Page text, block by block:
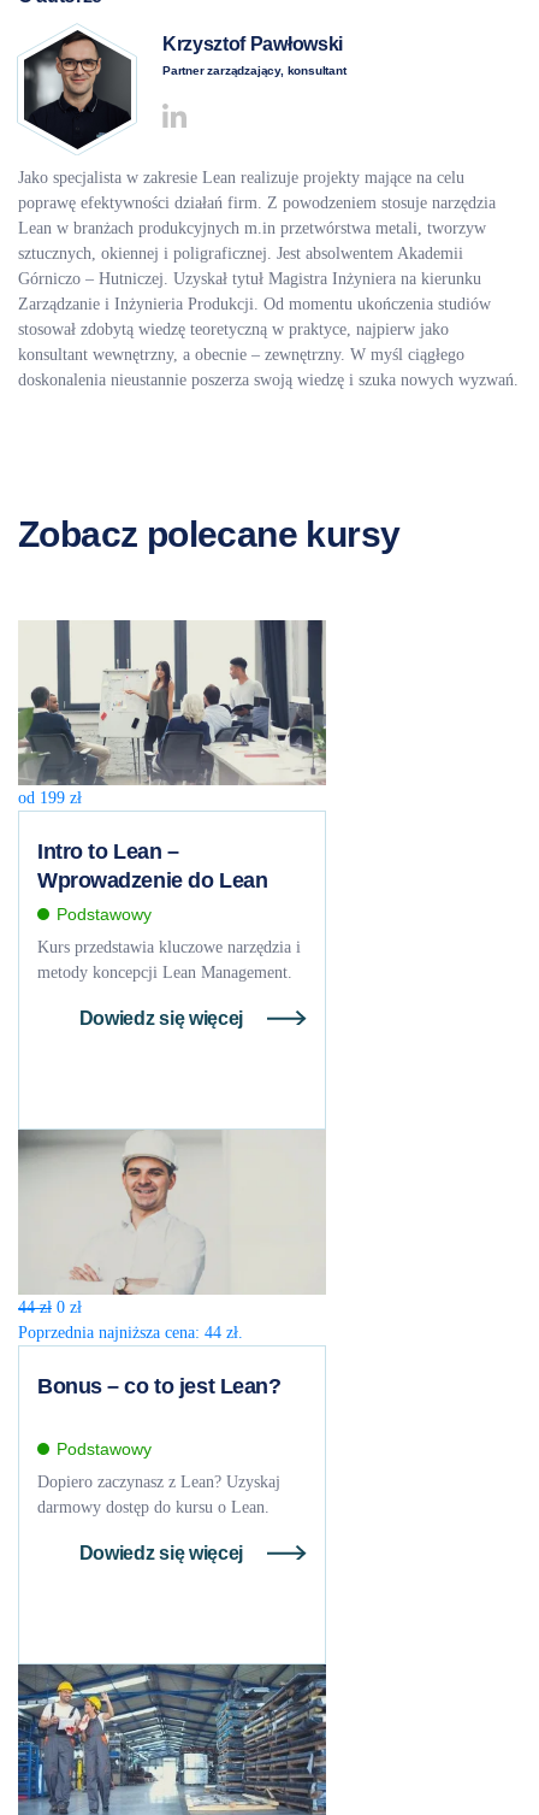
Krzysztof Pawłowski
Partner zarządzający, konsultant
Jako specjalista w zakresie Lean realizuje projekty mające na celu
poprawę efektywności działań firm. Z powodzeniem stosuje narzędzia
Lean w branżach produkcyjnych m.in przetwórstwa metali, tworzyw
sztucznych, okiennej i poligraficznej. Jest absolwentem Akademii
Górniczo – Hutniczej. Uzyskał tytuł Magistra Inżyniera na kierunku
Zarządzanie i Inżynieria Produkcji. Od momentu ukończenia studiów
stosował zdobytą wiedzę teoretyczną w praktyce, najpierw jako
konsultant wewnętrzny, a obecnie – zewnętrzny. W myśl ciągłego
doskonalenia nieustannie poszerza swoją wiedzę i szuka nowych wyzwań.
Zobacz polecane kursy
od 199 zł
Intro to Lean –
Wprowadzenie do Lean
Podstawowy
Kurs przedstawia kluczowe narzędzia i
metody koncepcji Lean Management.
Dowiedz się więcej
44zł Pierwotna
cena
44 zł.
0 złAktualna
cena
0 zł.
Poprzednia najniższa cena: 44 zł
Bonus – co to jest Lean?
Podstawowy
Dopiero zaczynasz z Lean? Uzyskaj
darmowy dostęp do kursu o Lean.
Dowiedz się więcej